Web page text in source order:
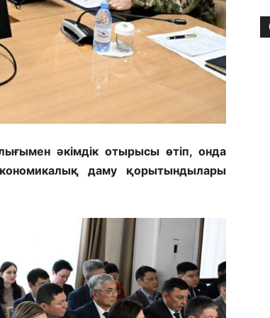
әкімдік отырысы өтіп, онда
даму қорытындылары